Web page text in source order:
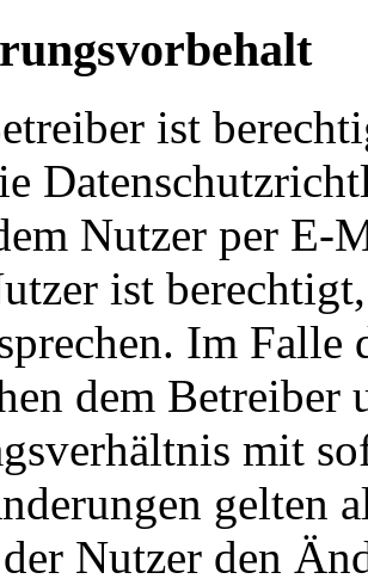
ist
Nutzer per E-
ist
Im Falle
dem Betreiber
mit
gelten
Nutzer den